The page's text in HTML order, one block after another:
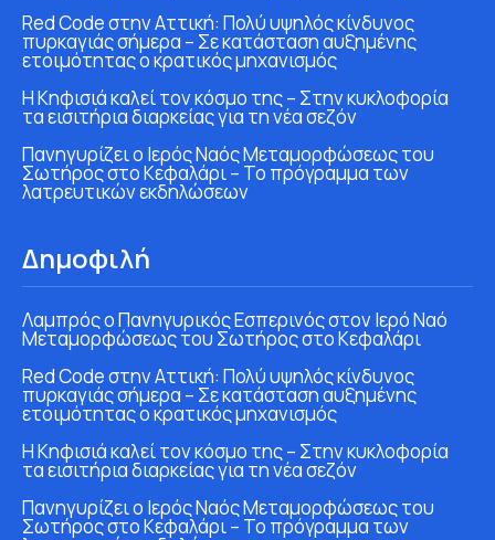
Red Code στην Αττική: Πολύ υψηλός κίνδυνος
πυρκαγιάς σήμερα – Σε κατάσταση αυξημένης
ετοιμότητας ο κρατικός μηχανισμός
Η Κηφισιά καλεί τον κόσμο της – Στην κυκλοφορία
τα εισιτήρια διαρκείας για τη νέα σεζόν
Πανηγυρίζει ο Ιερός Ναός Μεταμορφώσεως του
Σωτήρος στο Κεφαλάρι – Το πρόγραμμα των
λατρευτικών εκδηλώσεων
Δημοφιλή
Λαμπρός ο Πανηγυρικός Εσπερινός στον Ιερό Ναό
Μεταμορφώσεως του Σωτήρος στο Κεφαλάρι
Red Code στην Αττική: Πολύ υψηλός κίνδυνος
πυρκαγιάς σήμερα – Σε κατάσταση αυξημένης
ετοιμότητας ο κρατικός μηχανισμός
Η Κηφισιά καλεί τον κόσμο της – Στην κυκλοφορία
τα εισιτήρια διαρκείας για τη νέα σεζόν
Πανηγυρίζει ο Ιερός Ναός Μεταμορφώσεως του
Σωτήρος στο Κεφαλάρι – Το πρόγραμμα των